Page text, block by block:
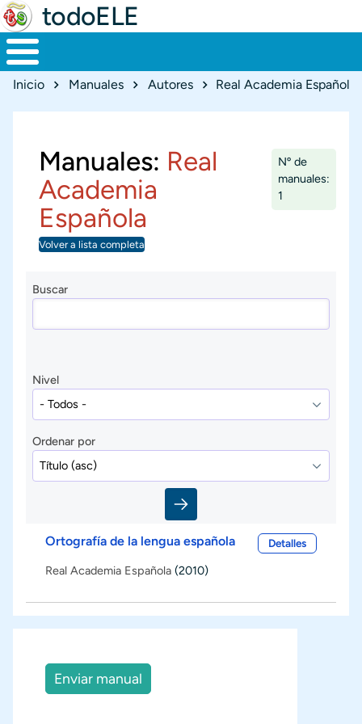
todoELE
Ruta de navegación
Inicio Manuales Autores Real Academia Española
Manuales: Real
Academia
Española
Nº de
manuales:
1
Volver a lista completa
Buscar
Nivel
Ordenar por
Ortografía de la lengua española
Real Academia Española (2010)
Detalles
Enviar manual